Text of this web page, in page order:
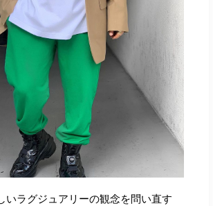
いラグジュアリーの観念を問い直す